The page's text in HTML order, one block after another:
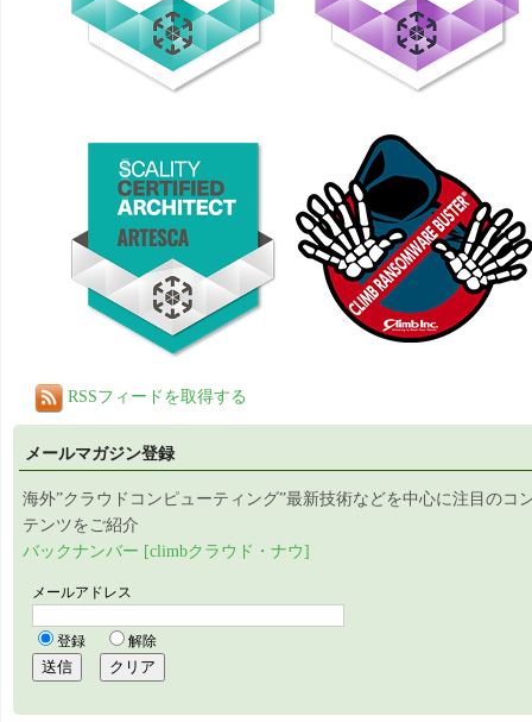
RSSフィードを取得する
メールマガジン登録
海外”クラウドコンピューティング”最新技術などを中心に注目のコ
テンツをご紹介
バックナンバー [climbクラウド・ナウ]